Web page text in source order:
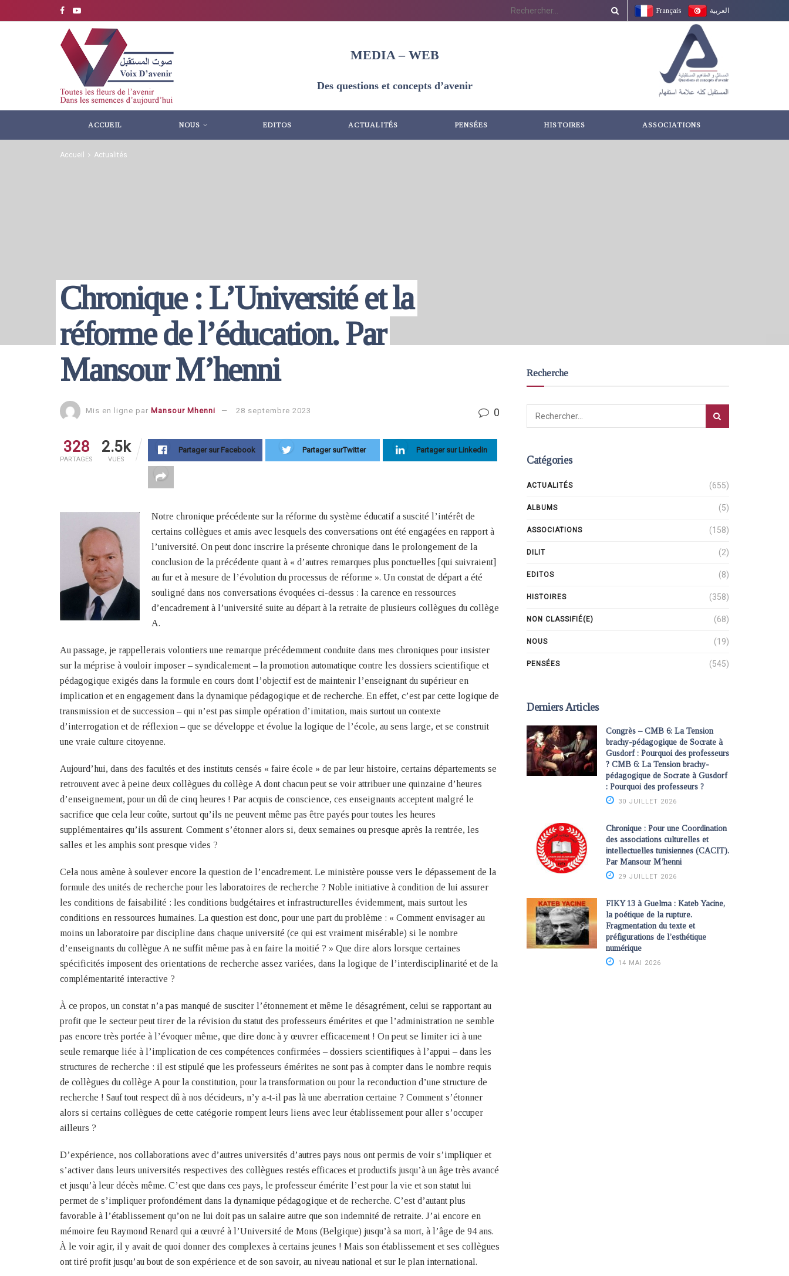
Français العربية
MEDIA – WEB
Des questions et concepts d’avenir
ACCUEIL NOUS EDITOS ACTUALITÉS PENSÉES HISTOIRES ASSOCIATIONS
Accueil Actualités
Chronique : L’Université et la
réforme de l’éducation. Par
Mansour M’henni
Mis en ligne par Mansour Mhenni 28 septembre 2023 0
328
PARTAGES
2.5k
VUES
Partager sur Facebook Partager surTwitter Partager sur Linkedin
Notre chronique précédente sur la réforme du système éducatif a suscité l’intérêt de
certains collègues et amis avec lesquels des conversations ont été engagées en rapport à
l’université. On peut donc inscrire la présente chronique dans le prolongement de la
conclusion de la précédente quant à « d’autres remarques plus ponctuelles [qui suivraient]
au fur et à mesure de l’évolution du processus de réforme ». Un constat de départ a été
souligné dans nos conversations évoquées ci-dessus : la carence en ressources
d’encadrement à l’université suite au départ à la retraite de plusieurs collègues du collège
A.
Au passage, je rappellerais volontiers une remarque précédemment conduite dans mes chroniques pour insister
sur la méprise à vouloir imposer – syndicalement – la promotion automatique contre les dossiers scientifique et
pédagogique exigés dans la formule en cours dont l’objectif est de maintenir l’enseignant du supérieur en
implication et en engagement dans la dynamique pédagogique et de recherche. En effet, c’est par cette logique de
transmission et de succession – qui n’est pas simple opération d’imitation, mais surtout un contexte
d’interrogation et de réflexion – que se développe et évolue la logique de l’école, au sens large, et se construit
une vraie culture citoyenne.
Aujourd’hui, dans des facultés et des instituts censés « faire école » de par leur histoire, certains départements se
retrouvent avec à peine deux collègues du collège A dont chacun peut se voir attribuer une quinzaine d’heures
d’enseignement, pour un dû de cinq heures ! Par acquis de conscience, ces enseignants acceptent malgré le
sacrifice que cela leur coûte, surtout qu’ils ne peuvent même pas être payés pour toutes les heures
supplémentaires qu’ils assurent. Comment s’étonner alors si, deux semaines ou presque après la rentrée, les
salles et les amphis sont presque vides ?
Cela nous amène à soulever encore la question de l’encadrement. Le ministère pousse vers le dépassement de la
formule des unités de recherche pour les laboratoires de recherche ? Noble initiative à condition de lui assurer
les conditions de faisabilité : les conditions budgétaires et infrastructurelles évidemment, mais surtout les
conditions en ressources humaines. La question est donc, pour une part du problème : « Comment envisager au
moins un laboratoire par discipline dans chaque université (ce qui est vraiment misérable) si le nombre
d’enseignants du collègue A ne suffit même pas à en faire la moitié ? » Que dire alors lorsque certaines
spécificités imposent des orientations de recherche assez variées, dans la logique de l’interdisciplinarité et de la
complémentarité interactive ?
À ce propos, un constat n’a pas manqué de susciter l’étonnement et même le désagrément, celui se rapportant au
profit que le secteur peut tirer de la révision du statut des professeurs émérites et que l’administration ne semble
pas encore très portée à l’évoquer même, que dire donc à y œuvrer efficacement ! On peut se limiter ici à une
seule remarque liée à l’implication de ces compétences confirmées – dossiers scientifiques à l’appui – dans les
structures de recherche : il est stipulé que les professeurs émérites ne sont pas à compter dans le nombre requis
de collègues du collège A pour la constitution, pour la transformation ou pour la reconduction d’une structure de
recherche ! Sauf tout respect dû à nos décideurs, n’y a-t-il pas là une aberration certaine ? Comment s’étonner
alors si certains collègues de cette catégorie rompent leurs liens avec leur établissement pour aller s’occuper
ailleurs ?
D’expérience, nos collaborations avec d’autres universités d’autres pays nous ont permis de voir s’impliquer et
s’activer dans leurs universités respectives des collègues restés efficaces et productifs jusqu’à un âge très avancé
et jusqu’à leur décès même. C’est que dans ces pays, le professeur émérite l’est pour la vie et son statut lui
permet de s’impliquer profondément dans la dynamique pédagogique et de recherche. C’est d’autant plus
favorable à l’établissement qu’on ne lui doit pas un salaire autre que son indemnité de retraite. J’ai encore en
mémoire feu Raymond Renard qui a œuvré à l’Université de Mons (Belgique) jusqu’à sa mort, à l’âge de 94 ans.
À le voir agir, il y avait de quoi donner des complexes à certains jeunes ! Mais son établissement et ses collègues
ont tiré profit jusqu’au bout de son expérience et de son savoir, au niveau national et sur le plan international.
Recherche
Catégories
ACTUALITÉS (655)
ALBUMS (5)
ASSOCIATIONS (158)
DILIT (2)
EDITOS (8)
HISTOIRES (358)
NON CLASSIFIÉ(E) (68)
NOUS (19)
PENSÉES (545)
Derniers Articles
Congrès – CMB 6: La Tension
brachy-pédagogique de Socrate à
Gusdorf : Pourquoi des professeurs
? CMB 6: La Tension brachy-
pédagogique de Socrate à Gusdorf
: Pourquoi des professeurs ?
30 JUILLET 2026
Chronique : Pour une Coordination
des associations culturelles et
intellectuelles tunisiennes (CACIT).
Par Mansour M’henni
29 JUILLET 2026
FIKY 13 à Guelma : Kateb Yacine,
la poétique de la rupture.
Fragmentation du texte et
préfigurations de l’esthétique
numérique
14 MAI 2026